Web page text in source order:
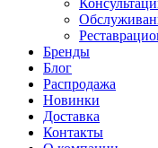
Бренды
Блог
Распродажа
Новинки
Доставка
Контакты